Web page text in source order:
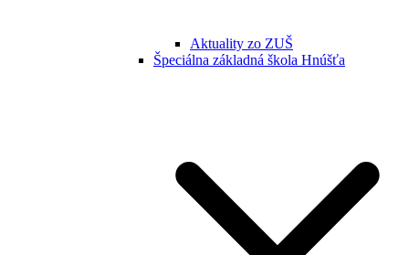
Aktuality zo ZUŠ
Špeciálna základná škola Hnúšťa